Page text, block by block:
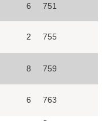
6 751
2 755
8 759
6 763